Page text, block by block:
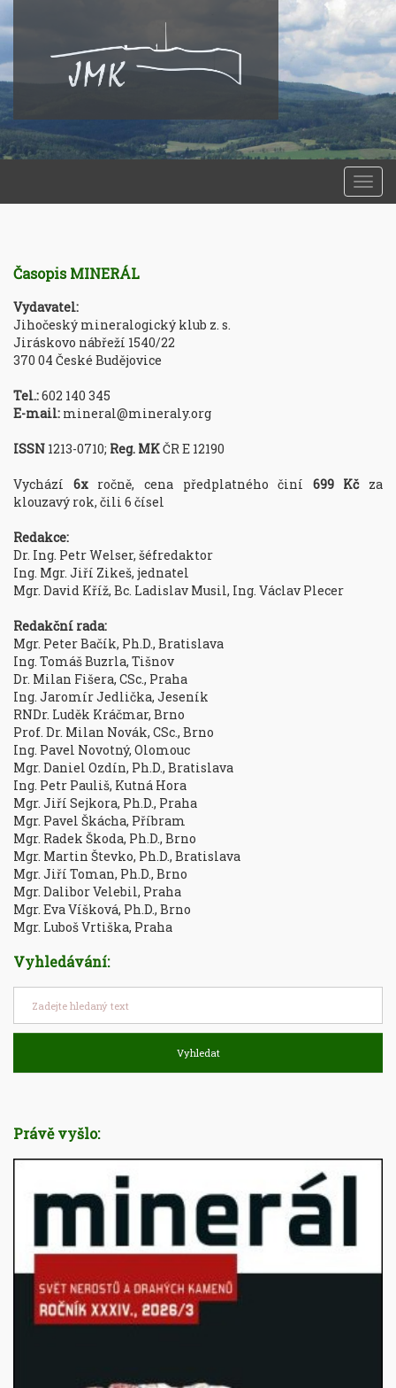
Časopis MINERÁL
Vydavatel:
Jihočeský mineralogický klub z. s.
Jiráskovo nábřeží 1540/22
370 04 České Budějovice
Tel.:602 140 345
E-mail: mineral@mineraly.org
ISSN 1213-0710; Reg. MKČR E 12190
Vychází 6xročně, cena předplatného činí 699 Kčza
klouzavý rok, čili 6 čísel
Redakce:
Dr. Ing. Petr Welser, šéfredaktor
Ing. Mgr. Jiří Zikeš, jednatel
Mgr. David Kříž, Bc. Ladislav Musil, Ing. Václav Plecer
Redakční rada:
Mgr. Peter Bačík, Ph.D., Bratislava
Ing. Tomáš Buzrla, Tišnov
Dr. Milan Fišera, CSc., Praha
Ing. Jaromír Jedlička, Jeseník
RNDr. Luděk Kráčmar, Brno
Prof. Dr. Milan Novák, CSc., Brno
Ing. Pavel Novotný, Olomouc
Mgr. Daniel Ozdín, Ph.D., Bratislava
Ing. Petr Pauliš, Kutná Hora
Mgr. Jiří Sejkora, Ph.D., Praha
Mgr. Pavel Škácha, Příbram
Mgr. Radek Škoda, Ph.D., Brno
Mgr. Martin Števko, Ph.D., Bratislava
Mgr. Jiří Toman, Ph.D., Brno
Mgr. Dalibor Velebil, Praha
Mgr. Eva Víšková, Ph.D., Brno
Mgr. Luboš Vrtiška, Praha
Vyhledávání:
Vyhledat
Právě vyšlo: